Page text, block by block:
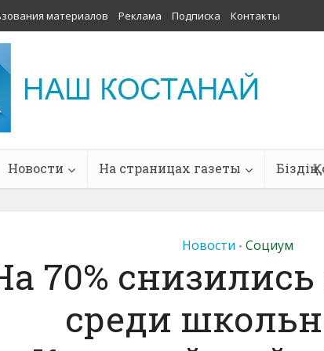
материалов Реклама Подписка Контакты
Новости На страницах газеты Біздің
Новости • Социум
70%
среди